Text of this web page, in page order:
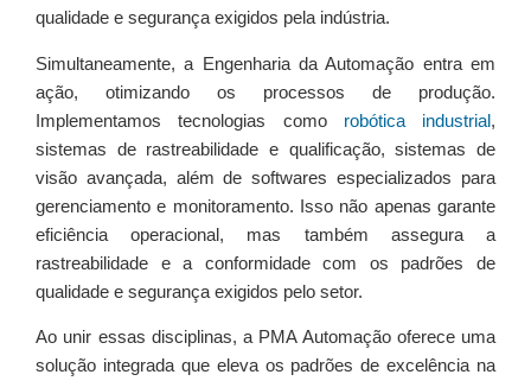
qualidade e segurança exigidos pela indústria.
Simultaneamente, a Engenharia da Automação entra em
ação, otimizando os processos de produção.
Implementamos tecnologias como robótica industrial,
sistemas de rastreabilidade e qualificação, sistemas de
visão avançada, além de softwares especializados para
gerenciamento e monitoramento. Isso não apenas garante
eficiência operacional, mas também assegura a
rastreabilidade e a conformidade com os padrões de
qualidade e segurança exigidos pelo setor.
Ao unir essas disciplinas, a PMA Automação oferece uma
solução integrada que eleva os padrões de excelência na